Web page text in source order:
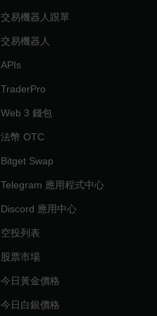
交易機器人跟單
交易機器人
APIs
TraderPro
Web 3 錢包
法幣 OTC
Bitget Swap
Telegram 應用程式中心
Discord 應用中心
空投列表
股票市場
今日黃金價格
今日白銀價格